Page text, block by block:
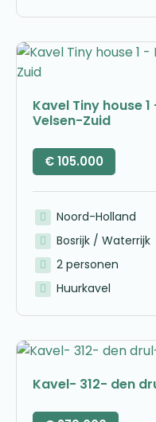
Kavel Tiny house
Velsen-Zuid
€105.000
Noord-Holland
Bosrijk / Waterrijk
2 personen
Huurkavel
Kavel- 312- den